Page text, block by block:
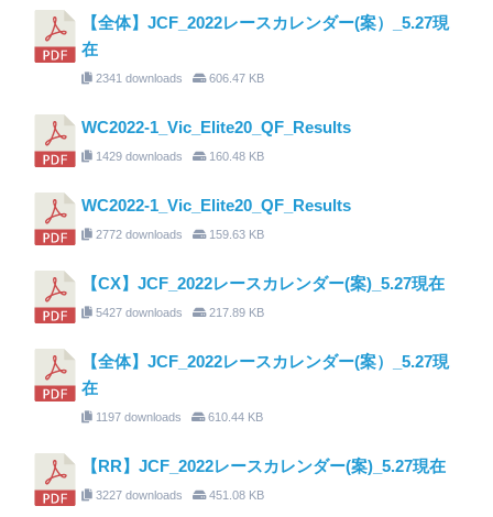
【全体】JCF_2022レースカレンダー(案）_5.27現
在
2341 downloads 606.47 KB
WC2022-1_Vic_Elite20_QF_Results
1429 downloads 160.48 KB
WC2022-1_Vic_Elite20_QF_Results
2772 downloads 159.63 KB
【CX】JCF_2022レースカレンダー(案)_5.27現在
5427 downloads 217.89 KB
【全体】JCF_2022レースカレンダー(案）_5.27現
在
1197 downloads 610.44 KB
【RR】JCF_2022レースカレンダー(案)_5.27現在
3227 downloads 451.08 KB